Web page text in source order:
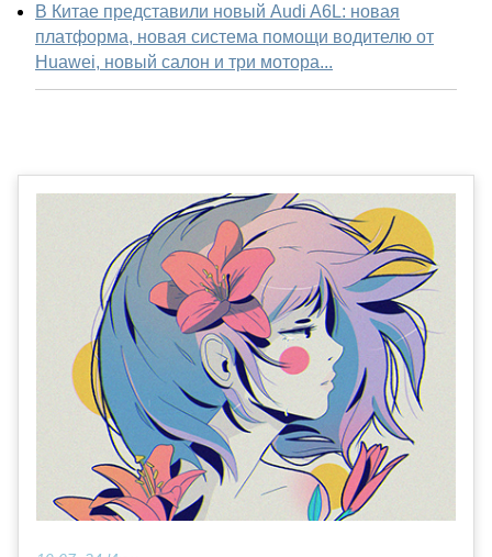
В Китае представили новый Audi A6L: новая
платформа, новая система помощи водителю от
Huawei, новый салон и три мотора...